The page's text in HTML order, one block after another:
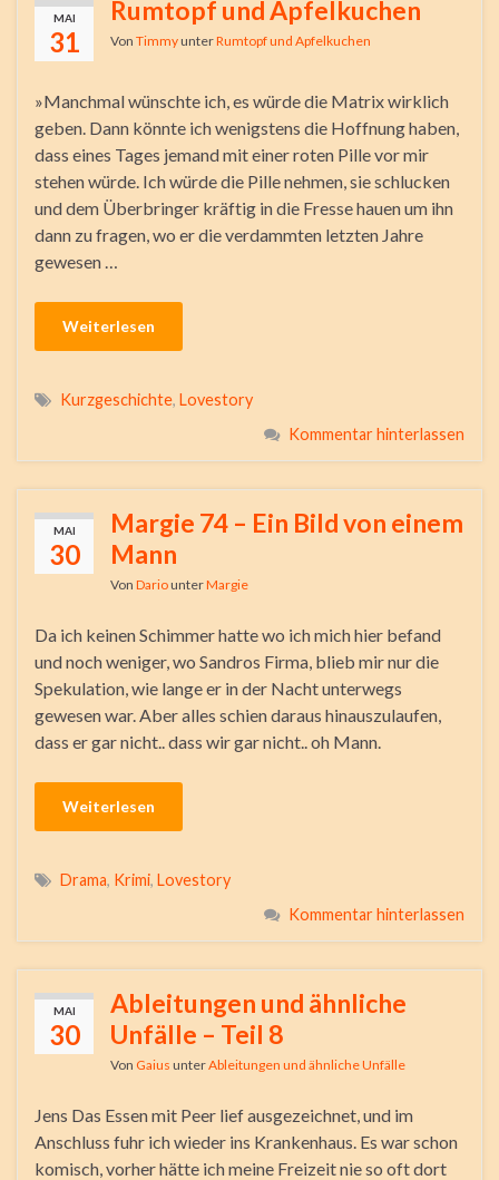
MAI
31
Rumtopf und Apfelkuchen
Von TimmyunterRumtopf und Apfelkuchen
»Manchmal wünschte ich, es würde die Matrix wirklich
geben. Dann könnte ich wenigstens die Hoffnung haben,
dass eines Tages jemand mit einer roten Pille vor mir
stehen würde. Ich würde die Pille nehmen, sie schlucken
und dem Überbringer kräftig in die Fresse hauen um ihn
dann zu fragen, wo er die verdammten letzten Jahre
gewesen …
Weiterlesen
Kurzgeschichte, Lovestory
Kommentar hinterlassen
MAI
30
Margie 74 – Ein Bild von einem
Mann
Von DariounterMargie
Da ich keinen Schimmer hatte wo ich mich hier befand
und noch weniger, wo Sandros Firma, blieb mir nur die
Spekulation, wie lange er in der Nacht unterwegs
gewesen war. Aber alles schien daraus hinauszulaufen,
dass er gar nicht.. dass wir gar nicht.. oh Mann.
Weiterlesen
Drama, Krimi, Lovestory
Kommentar hinterlassen
MAI
30
Ableitungen und ähnliche
Unfälle – Teil 8
Von Gaius unterAbleitungen und ähnliche Unfälle
Jens Das Essen mit Peer lief ausgezeichnet, und im
Anschluss fuhr ich wieder ins Krankenhaus. Es war schon
komisch, vorher hätte ich meine Freizeit nie so oft dort